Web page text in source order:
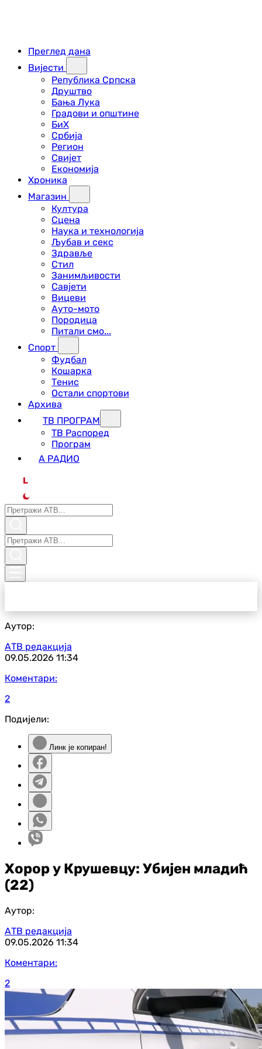
Преглед дана
Вијести
Република Српска
Друштво
Бања Лука
Градови и општине
БиХ
Србија
Регион
Свијет
Економија
Хроника
Магазин
Култура
Сцена
Наука и технологија
Љубав и секс
Здравље
Стил
Занимљивости
Савјети
Вицеви
Ауто-мото
Породица
Питали смо...
Спорт
Фудбал
Кошарка
Тенис
Остали спортови
Архива
ТВ ПРОГРАМ
ТВ Распоред
Програм
А РАДИО
L
Аутор:
АТВ редакција
09.05.2026 11:34
Коментари:
2
Подијели:
Линк је копиран!
Хорор у Крушевцу: Убијен младић
(22)
Аутор:
АТВ редакција
09.05.2026 11:34
Коментари:
2